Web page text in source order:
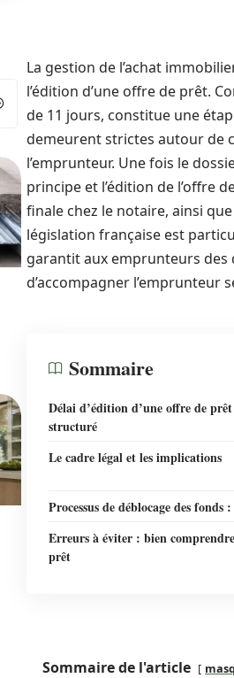
La gestion de l’achat
l’édition d’une offre de prêt.
de 11 jours, constitue une
demeurent strictes autour de
l’emprunteur. Une fois le
principe et l’édition de l’offre
finale chez le notaire, ainsi
législation française est
garantit aux emprunteurs des
d’accompagner l’emprunteur
Sommaire
Délai d’édition d’une offre de
structuré
Le cadre légal et les implications
Processus de déblocage des fonds
Erreurs à éviter : bien
prêt
Sommaire de l'article